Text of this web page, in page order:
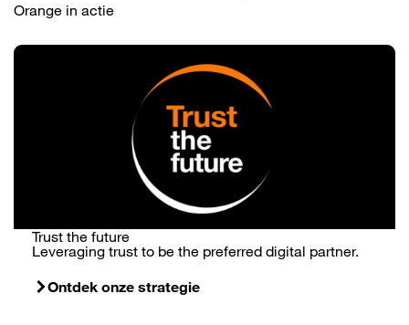
Orange in actie
Trust the future
Leveraging trust to be the preferred digital partner.
Ontdek onze strategie